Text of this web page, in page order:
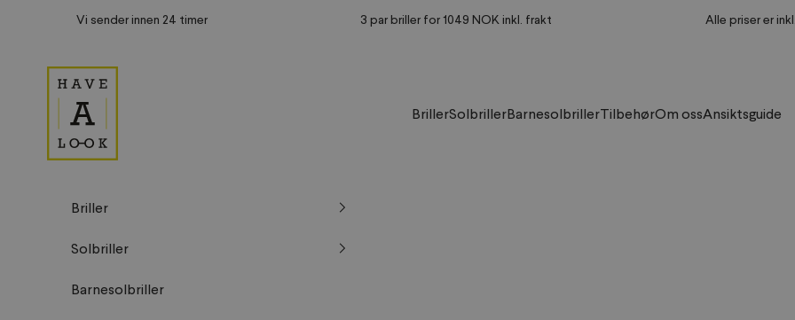
Hopp til innholdVi sender innen 24 timer 3 par briller for 1049 NOK inkl. frakt Alle priser er
Have A Look NO
BrillerSolbrillerBarnesolbrillerTilbehørOm ossAnsiktsguide
Briller
Solbriller
Barnesolbriller